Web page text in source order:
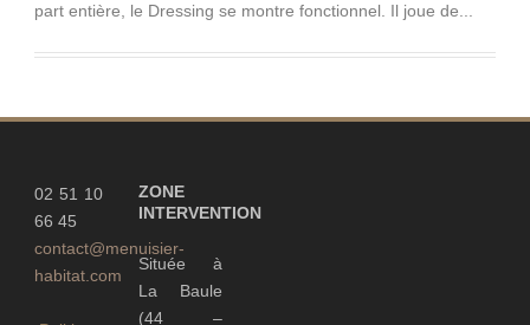
part entière, le Dressing se montre fonctionnel. Il joue de...
02 51 10
66 45
contact@menuisier-
habitat.com
ZONE
INTERVENTION
Située à
La Baule
(44 –